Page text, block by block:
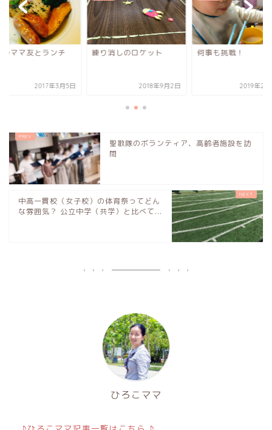
のママ友とランチ
2017年3月5日
練り消しのロケット
2018年9月2日
何事も挑戦！
2019年2
聖歌隊のボランティア、高齢者施設を訪
問
中高一貫校（女子校）の体育祭ってどん
な雰囲気？ 公立中学（共学）と比べて...
ひろこママ